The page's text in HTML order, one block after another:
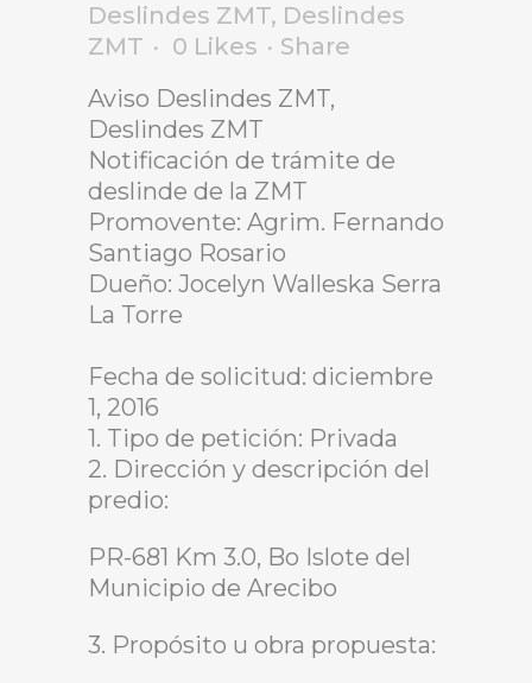
Deslindes ZMT, Deslindes
ZMT
0 Likes
Share
Aviso Deslindes ZMT,
Deslindes ZMT
Notificación de trámite de
deslinde de la ZMT
Promovente: Agrim. Fernando
Santiago Rosario
Dueño: Jocelyn Walleska Serra
La Torre
Fecha de solicitud: diciembre
1, 2016
1. Tipo de petición: Privada
2. Dirección y descripción del
predio:
PR-681 Km 3.0, Bo Islote del
Municipio de Arecibo
3. Propósito u obra propuesta: